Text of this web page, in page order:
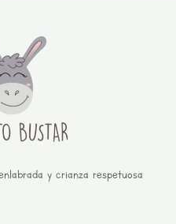
y crianza respetuosa